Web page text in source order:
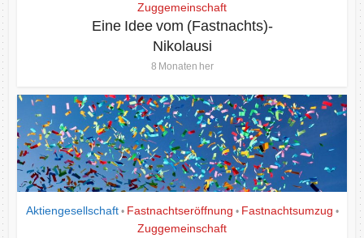
Zuggemeinschaft
Eine Idee vom (Fastnachts)-
Nikolausi
8 Monaten her
Aktiengesellschaft • Fastnachtseröffnung • Fastnachtsumzug •
Zuggemeinschaft